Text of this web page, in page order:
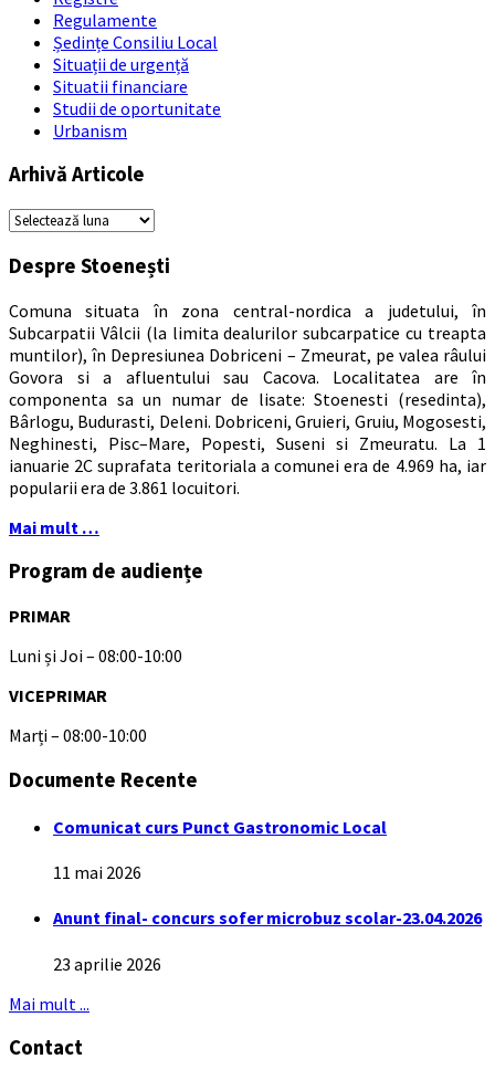
Regulamente
Ședințe Consiliu Local
Situații de urgență
Situatii financiare
Studii de oportunitate
Urbanism
Arhivă Articole
Arhivă
Despre Stoenești
Comuna situata în zona central-nordica a judetului, în
Subcarpatii Vâlcii (la limita dealurilor subcarpatice cu treapta
muntilor), în Depresiunea Dobriceni – Zmeurat, pe valea râului
Govora si a afluentului sau Cacova. Localitatea are în
componenta sa un numar de lisate: Stoenesti (resedinta),
Bârlogu, Budurasti, Deleni. Dobriceni, Gruieri, Gruiu, Mogosesti,
Neghinesti, Pisc–Mare, Popesti, Suseni si Zmeuratu. La 1
ianuarie 2C suprafata teritoriala a comunei era de 4.969 ha, iar
popularii era de 3.861 locuitori.
Mai mult …
Program de audiențe
PRIMAR
Luni și Joi – 08:00-10:00
VICEPRIMAR
Marți – 08:00-10:00
Documente Recente
Comunicat curs Punct Gastronomic Local
11 mai 2026
Anunt final- concurs sofer microbuz scolar-23.04.2026
23 aprilie 2026
Mai mult ...
Contact